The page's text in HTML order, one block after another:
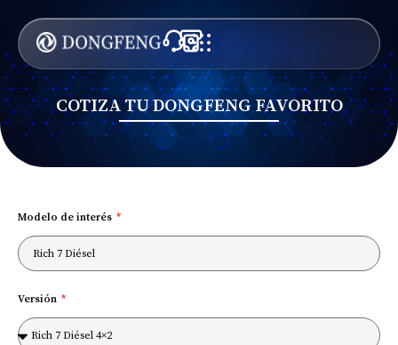
COTIZA TU DONGFENG FAVORITO
Modelo de interés
Versión